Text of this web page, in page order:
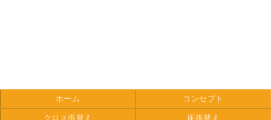
ホーム コンセプト
クロス張替え 床張替え